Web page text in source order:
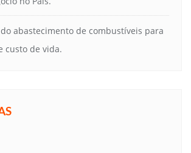
abastecimento de combustíveis para
custo de vida.